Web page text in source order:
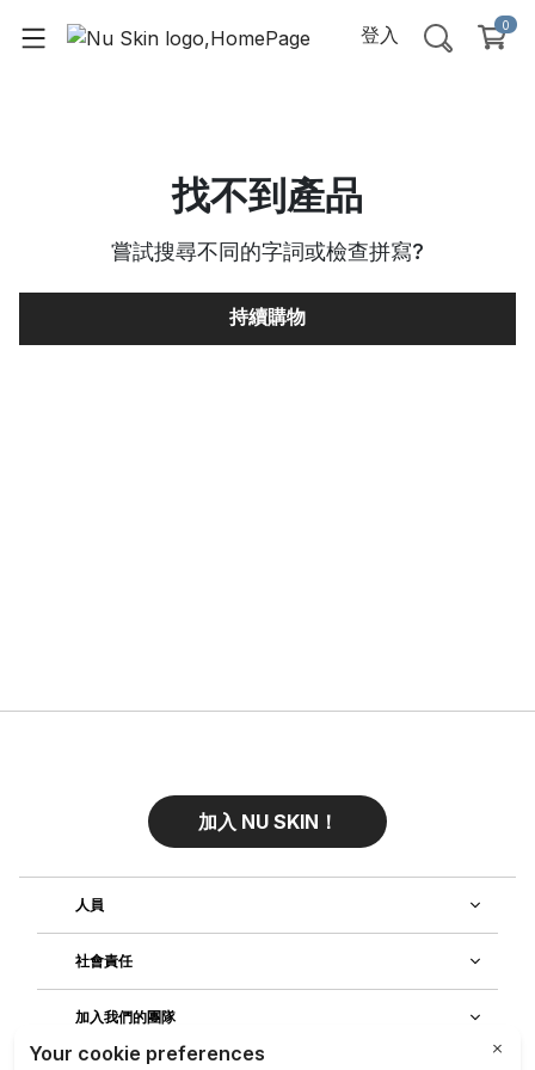
登入 0
找不到產品
嘗試搜尋不同的字詞或檢查拼寫?
持續購物
加入 NU SKIN！
人員
社會責任
加入我們的團隊